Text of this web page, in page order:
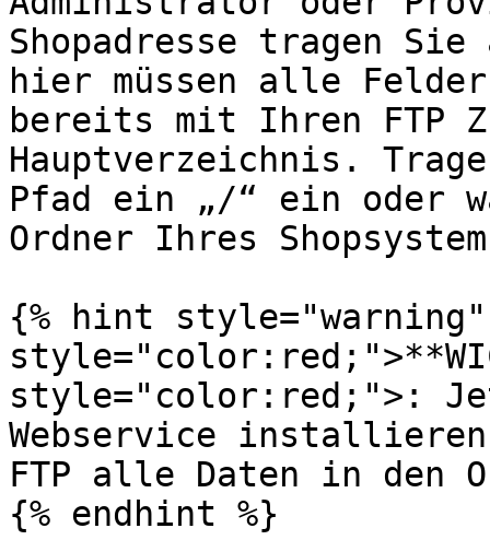
Shopadresse tragen
hier müssen alle
bereits mit Ihren FTP
Hauptverzeichnis.
Pfad ein „/“ ein oder
Ordner Ihres
{% hint style="warning"
style="color:red;">:
Webservice
FTP alle Daten in den
{% endhint %}